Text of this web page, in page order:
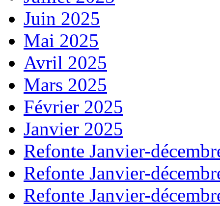
Juin 2025
Mai 2025
Avril 2025
Mars 2025
Février 2025
Janvier 2025
Refonte Janvier-
Refonte Janvier-
Refonte Janvier-